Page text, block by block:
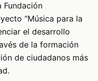
Fundación
“Música para la
el desarrollo
de la formación
de ciudadanos más